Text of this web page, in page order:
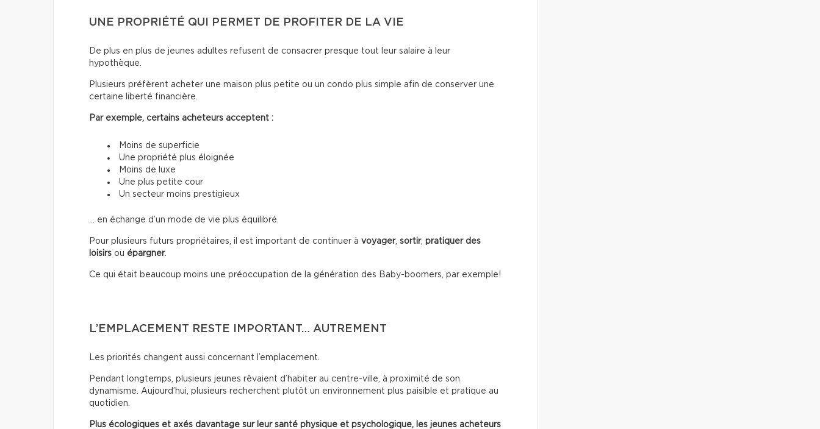
UNE PROPRIÉTÉ QUI PERMET DE PROFITER DE LA VIE
De plus en plus de jeunes adultes refusent de consacrer presque tout leur salaire à leur
hypothèque.
Plusieurs préfèrent acheter une maison plus petite ou un condo plus simple afin de conserver une
certaine liberté financière.
Par exemple, certains acheteurs acceptent :
Moins de superficie
Une propriété plus éloignée
Moins de luxe
Une plus petite cour
Un secteur moins prestigieux
… en échange d’un mode de vie plus équilibré.
Pour plusieurs futurs propriétaires, il est important de continuer à voyager, sortir, pratiquer des
loisirs ou épargner.
Ce qui était beaucoup moins une préoccupation de la génération des Baby-boomers, par exemple!
L’EMPLACEMENT RESTE IMPORTANT… AUTREMENT
Les priorités changent aussi concernant l’emplacement.
Pendant longtemps, plusieurs jeunes rêvaient d’habiter au centre-ville, à proximité de son
dynamisme. Aujourd’hui, plusieurs recherchent plutôt un environnement plus paisible et pratique au
quotidien.
Plus écologiques et axés davantage sur leur santé physique et psychologique, les jeunes acheteurs